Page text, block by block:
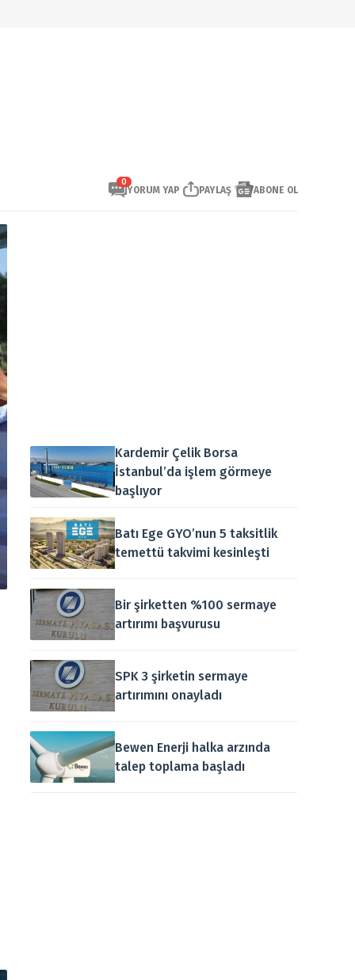
0
YORUM YAP PAYLAŞ ABONE OL
Kardemir Çelik Borsa
İstanbul’da işlem görmeye
başlıyor
Batı Ege GYO’nun 5 taksitlik
temettü takvimi kesinleşti
Bir şirketten %100 sermaye
artırımı başvurusu
SPK 3 şirketin sermaye
artırımını onayladı
Bewen Enerji halka arzında
talep toplama başladı